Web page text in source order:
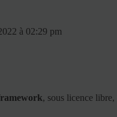
à 02:29 pm
, sous licence libre,